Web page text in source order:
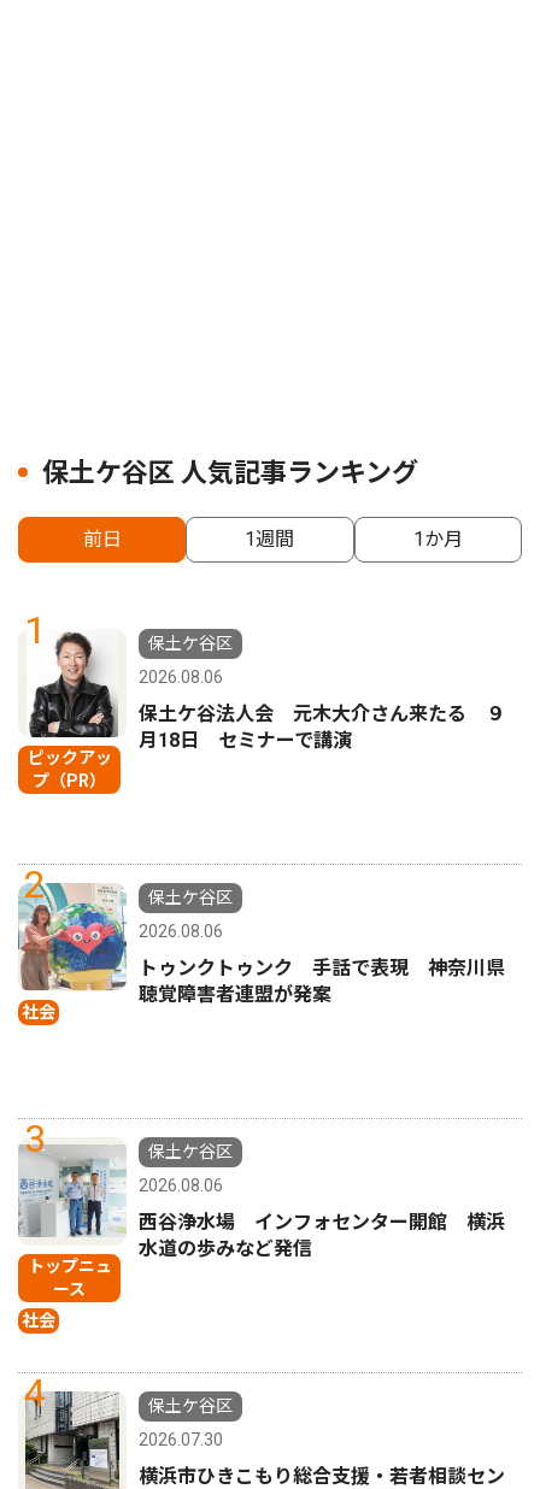
保土ケ谷区 人気記事ランキング
前日 1週間 1か月
1
ピックアッ
プ（PR）
保土ケ谷区
2026.08.06
保土ケ谷法人会 元木大介さん来たる ９
月18日 セミナーで講演
2
社会
保土ケ谷区
2026.08.06
トゥンクトゥンク 手話で表現 神奈川県
聴覚障害者連盟が発案
3
トップニュ
ース
社会
保土ケ谷区
2026.08.06
西谷浄水場 インフォセンター開館 横浜
水道の歩みなど発信
4
保土ケ谷区
2026.07.30
横浜市ひきこもり総合支援・若者相談セン